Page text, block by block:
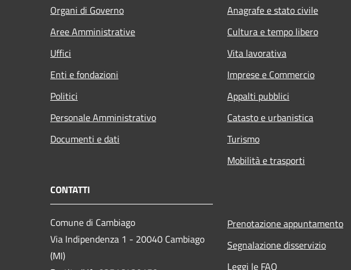
Organi di Governo
Aree Amministrative
Uffici
Enti e fondazioni
Politici
Personale Amministrativo
Documenti e dati
Anagrafe e stato civile
Cultura e tempo libero
Vita lavorativa
Imprese e Commercio
Appalti pubblici
Catasto e urbanistica
Turismo
Mobilità e trasporti
CONTATTI
Comune di Cambiago
Via Indipendenza 1 - 20040 Cambiago
(MI)
Prenotazione appuntamento
Segnalazione disservizio
Leggi le FAQ